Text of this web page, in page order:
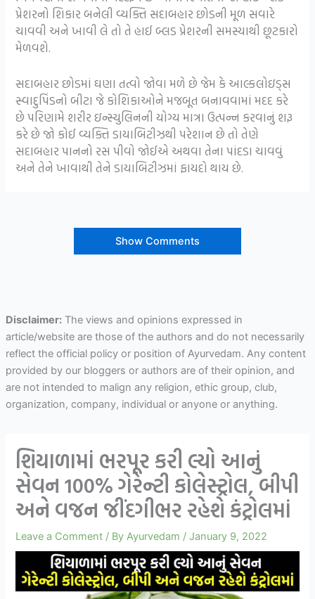
પ્રેશરનો શિકાર બનેલી વ્યક્તિ સદાબહાર છોડની મૂળ સવારે
ચાવવી અને ખાવી લે તો તે હાઈ બ્લડ પ્રેશરની સમસ્યાથી છૂટકારો
મેળવશે.
સદાબહાર છોડમાં ઘણા તત્વો જોવા મળે છે જેમ કે આલ્કલોઇડ્સ
સ્વાદુપિંડનો બીટા જે કોશિકાઓને મજબૂત બનાવવામાં મદદ કરે
છે પરિણામે શરીર ઇન્સ્યુલિનની યોગ્ય માત્રા ઉત્પન્ન કરવાનું શરૂ
કરે છે જો કોઈ વ્યક્તિ ડાયાબિટીઝથી પરેશાન છે તો તેણે
સદાબહાર પાનનો રસ પીવો જોઈએ અથવા તેના પાંદડા ચાવવું
અને તેને ખાવાથી તેને ડાયાબિટીઝમાં ફાયદો થાય છે.
Show Comments
Disclaimer:The views and opinions expressed in
article/website are those of the authors and do not necessarily
reflect the official policy or position of Ayurvedam. Any content
provided by our bloggers or authors are of their opinion, and
are not intended to malign any religion, ethic group, club,
organization, company, individual or anyone or anything.
શિયાળામાં ભરપૂર કરી લ્યો આનું
સેવન 100% ગેરેન્ટી કોલેસ્ટ્રોલ, બીપી
અને વજન જીંદગીભર રહેશે કંટ્રોલમાં
Leave a Comment / ByAyurvedam /January 9, 2022